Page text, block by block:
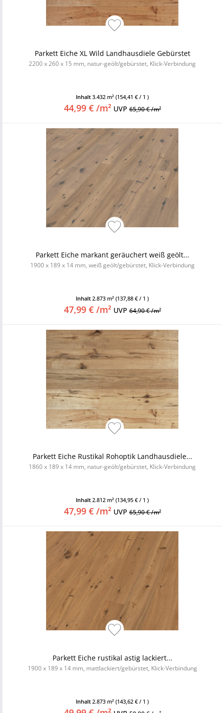
Parkett Eiche XL Wild Landhausdiele Gebürstet
2200 x 260 x 15 mm, natur-geölt/gebürstet, Klick-Verbindung
Inhalt 3.432 m² (154,41 € / 1 )
44,99 € /m² UVP65,90 € /m²
Parkett Eiche markant geräuchert weiß geölt...
1900 x 189 x 14 mm, weiß geölt/gebürstet, Klick-Verbindung
Inhalt 2.873 m² (137,88 € / 1 )
47,99 € /m² UVP64,90 € /m²
Parkett Eiche Rustikal Rohoptik Landhausdiele...
1860 x 189 x 14 mm, natur-geölt/gebürstet, Klick-Verbindung
Inhalt 2.812 m² (134,95 € / 1 )
47,99 € /m² UVP65,90 € /m²
Parkett Eiche rustikal astig lackiert...
1900 x 189 x 14 mm, mattlackiert/gebürstet, Klick-Verbindung
Inhalt 2.873 m² (143,62 € / 1 )